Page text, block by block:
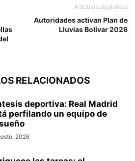
Artículos siguientes
Autoridades activan Plan de
Lluvias Bolívar 2026
RELACIONADOS
deportiva: Real Madrid
perfilando un equipo de
2026